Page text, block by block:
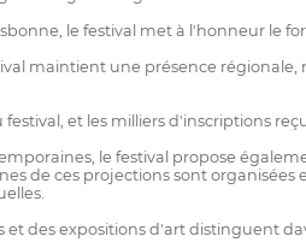
le festival met à l'honneur le
maintient une présence
et les milliers d'inscriptions
le festival propose
de ces projections sont
et des expositions d'art distinguent